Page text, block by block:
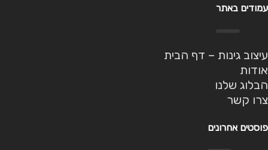
עמודים באתר
עיצוב גינות – דף הבית
אודות
הבלוג שלנו
צרו קשר
פוסטים אחרונים